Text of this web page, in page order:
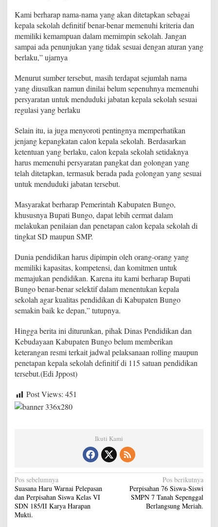
Kami berharap nama-nama yang akan ditetapkan sebagai
kepala sekolah definitif benar-benar memenuhi kriteria dan
memiliki kemampuan dalam memimpin sekolah. Jangan
sampai ada penunjukan yang tidak sesuai dengan aturan yang
berlaku,” ujarnya
Menurut sumber tersebut, masih terdapat sejumlah nama
yang diusulkan namun dinilai belum sepenuhnya memenuhi
persyaratan untuk menduduki jabatan kepala sekolah sesuai
regulasi yang berlaku
Selain itu, ia juga menyoroti pentingnya memperhatikan
jenjang kepangkatan calon kepala sekolah. Berdasarkan
ketentuan yang berlaku, calon kepala sekolah setidaknya
harus memenuhi persyaratan pangkat dan golongan yang
telah ditetapkan, termasuk berada pada golongan yang sesuai
untuk menduduki jabatan tersebut.
Masyarakat berharap Pemerintah Kabupaten Bungo,
khususnya Bupati Bungo, dapat lebih cermat dalam
melakukan penilaian dan penetapan calon kepala sekolah di
tingkat SD maupun SMP.
Dunia pendidikan harus dipimpin oleh orang-orang yang
memiliki kapasitas, kompetensi, dan komitmen untuk
memajukan pendidikan. Karena itu kami berharap Bupati
Bungo benar-benar selektif dalam menentukan kepala
sekolah agar kualitas pendidikan di Kabupaten Bungo
semakin baik ke depan,” tutupnya.
Hingga berita ini diturunkan, pihak Dinas Pendidikan dan
Kebudayaan Kabupaten Bungo belum memberikan
keterangan resmi terkait jadwal pelaksanaan rolling maupun
penetapan kepala sekolah definitif di 115 satuan pendidikan
tersebut.(Edi Jppost)
Post Views: 451
Ikuti Kami
N
a
v
i
Pos sebelumnya
Suasana Haru Warnai Pelepasan
dan Perpisahan Siswa Kelas VI
SDN 185/II Karya Harapan
Mukti.
Pos berikutnya
Perpisahan 76 Siswa-Siswi
SMPN 7 Tanah Sepenggal
Berlangsung Meriah.